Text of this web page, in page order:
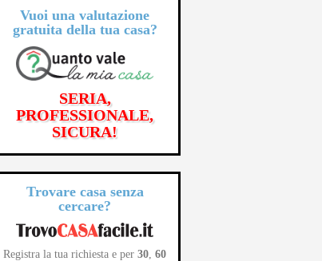
Vuoi una valutazione
gratuitadella tua casa?
SERIA,
PROFESSIONALE,
SICURA!
Trovare casa senza
cercare?
Registra la tua richiesta e per 30 60